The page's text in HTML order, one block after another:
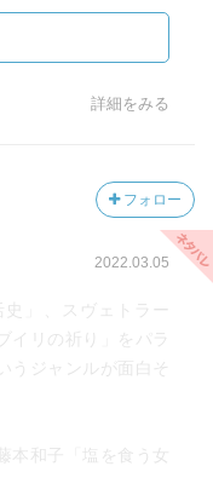
して男と同じくら
自負がある。
鮮の人もいっぱいお
と思う。
）女性を保護しなけ
、女性が炭坑に潜る
性からしてみれば、
だったようだ。現場
詳細をみる
フォロー
2022.03.05
史」、スヴェトラー
イリの祈り」をパラ
うジャンルが面白そ
本和子「塩を食う女